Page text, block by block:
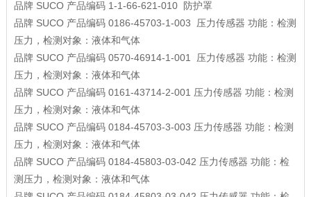
品牌 SUCO 产品编码 1-1-66-621-010
防护罩
品牌 SUCO 产品编码 0186-45703-1-003 压力传感器 功能：检测
压力，检测对象：液体和气体
品牌 SUCO 产品编码 0570-46914-1-001 压力传感器 功能：检测
压力，检测对象：液体和气体
品牌 SUCO 产品编码 0161-43714-2-001 压力传感器 功能：检测
压力，检测对象：液体和气体
品牌 SUCO 产品编码 0184-45703-3-003 压力传感器 功能：检测
压力，检测对象：液体和气体
品牌 SUCO 产品编码 0184-45803-03-042 压力传感器 功能：检
测压力，检测对象：液体和气体